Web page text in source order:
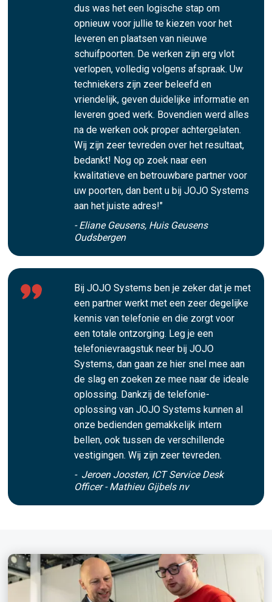
dus was het een logische stap om
opnieuw voor jullie te kiezen voor het
leveren en plaatsen van nieuwe
schuifpoorten. De werken zijn erg vlot
verlopen, volledig volgens afspraak. Uw
techniekers zijn zeer beleefd en
vriendelijk, geven duidelijke informatie en
leveren goed werk. Bovendien werd alles
na de werken ook proper achtergelaten.
Wij zijn zeer tevreden over het resultaat,
bedankt! Nog op zoek naar een
kwalitatieve en betrouwbare partner voor
uw poorten, dan bent u bij JOJO Systems
aan het juiste adres!"
- Eliane Geusens, Huis Geusens
Oudsbergen
Bij JOJO Systems ben je zeker dat je met
een partner werkt met een zeer degelijke
kennis van telefonie en die zorgt voor
een totale ontzorging. Leg je een
telefonievraagstuk neer bij JOJO
Systems, dan gaan ze hier snel mee aan
de slag en zoeken ze mee naar de ideale
oplossing. Dankzij de telefonie-
oplossing van JOJO Systems kunnen al
onze bedienden gemakkelijk intern
bellen, ook tussen de verschillende
vestigingen. Wij zijn zeer tevreden.
- Jeroen Joosten, ICT Service Desk
Officer - Mathieu Gijbels nv